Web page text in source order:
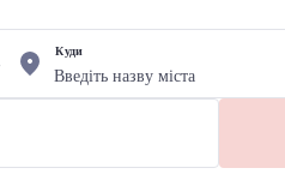
Куди